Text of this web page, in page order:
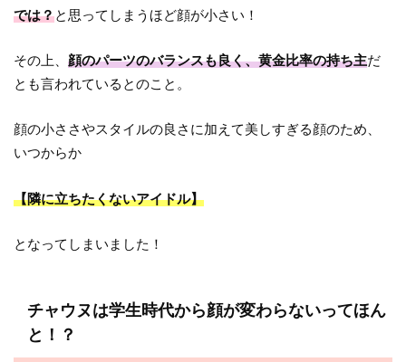
では？と思ってしまうほど顔が小さい！
その上、顔のパーツのバランスも良く、黄金比率の持ち主だ
とも言われているとのこと。
顔の小ささやスタイルの良さに加えて美しすぎる顔のため、
いつからか
【隣に立ちたくないアイドル】
となってしまいました！
チャウヌは学生時代から顔が変わらないってほん
と！？